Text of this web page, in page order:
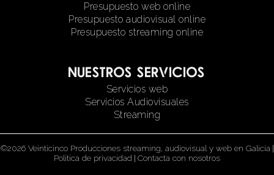
Presupuesto web online
Presupuesto audiovisual online
Presupuesto streaming online
Nuestros servicios
Servicios web
Servicios Audiovisuales
Streaming
©2026 Veinticinco Producciones streaming, audiovisual y web en Galicia |
Política de privacidad | Contacta con nosotros